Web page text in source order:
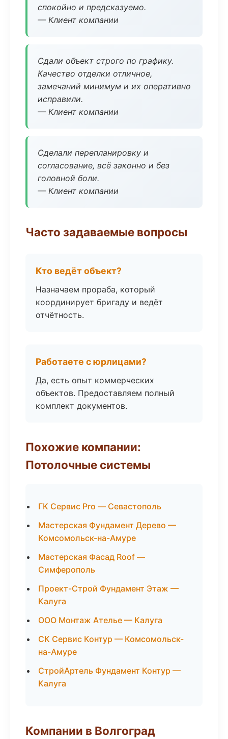
спокойно и предсказуемо.
— Клиент компании
Сдали объект строго по графику.
Качество отделки отличное,
замечаний минимум и их оперативно
исправили.
— Клиент компании
Сделали перепланировку и
согласование, всё законно и без
головной боли.
— Клиент компании
Часто задаваемые вопросы
Кто ведёт объект?
Назначаем прораба, который
координирует бригаду и ведёт
отчётность.
Работаете с юрлицами?
Да, есть опыт коммерческих
объектов. Предоставляем полный
комплект документов.
Похожие компании:
Потолочные системы
ГК Сервис Pro — Севастополь
Мастерская Фундамент Дерево —
Комсомольск-на-Амуре
Мастерская Фасад Roof —
Симферополь
Проект-Строй Фундамент Этаж —
Калуга
ООО Монтаж Ателье — Калуга
СК Сервис Контур — Комсомольск-
на-Амуре
СтройАртель Фундамент Контур —
Калуга
Компании в Волгоград